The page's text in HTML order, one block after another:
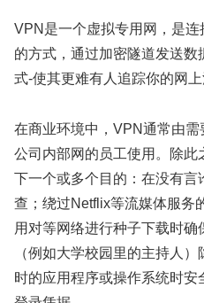
VPN是一个虚拟专用网，是连
的方式，通过加密隧道发送
式-使其更难有人追踪你的网上
在商业环境中，VPN通常由
公司内部网的员工使用。除此
下一个或多个目的：在没有
查；绕过Netflix等流媒体服务
用对等网络进行种子下载时确
（例如大学校园里的主持人
时的应用程序或操作系统时